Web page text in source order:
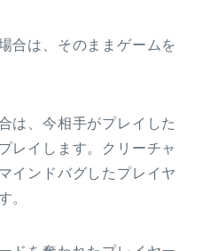
合は、そのままゲームを
は、今相手がプレイした
レイします。クリーチャ
インドバグしたプレイヤ
。